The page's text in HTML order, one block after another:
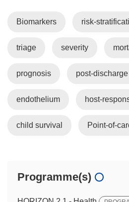
Biomarkers risk-
triage severity
prognosis post-
endothelium host-
child survival Point-of-
Programme(s)